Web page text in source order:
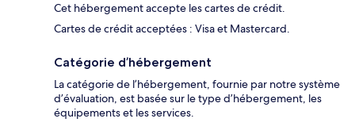
Cet hébergement accepte les cartes de crédit.
Cartes de crédit acceptées : Visa et Mastercard.
Catégorie d’hébergement
La catégorie de l’hébergement, fournie par notre système
d’évaluation, est basée sur le type d’hébergement, les
équipements et les services.